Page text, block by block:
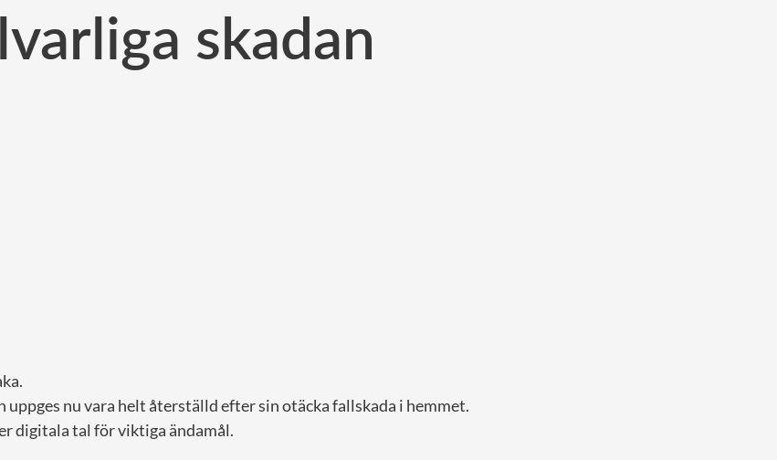
skadan
uppges nu vara helt återställd efter sin otäcka fallskada i hemmet.
digitala tal för viktiga ändamål.